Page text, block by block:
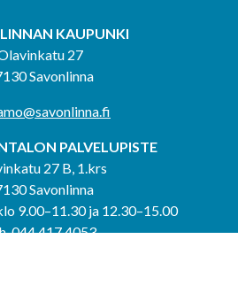
KAUPUNKI
27
Savonlinna
PALVELUPISTE
27 B, 1.krs
Savonlinna
9.00–11.30 ja 12.30–15.00
044 417 4053